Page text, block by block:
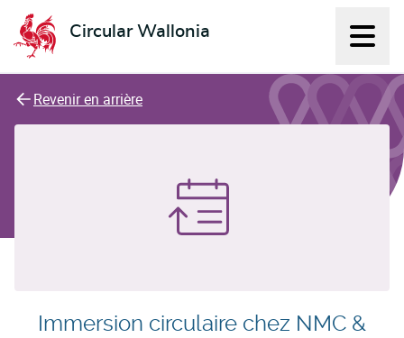
Circular Wallonia
L'économie circulaire
Revenir en arrière
Immersion circulaire chez NMC &